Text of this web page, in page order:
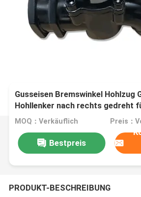
Gusseisen Bremswinkel Hohlzug
Hohllenker nach rechts gedreht
Eisenbahnluftbremssystem
MOQ：Verkäuflich
Bestpreis
PRODUKT-BESCHREIBUNG